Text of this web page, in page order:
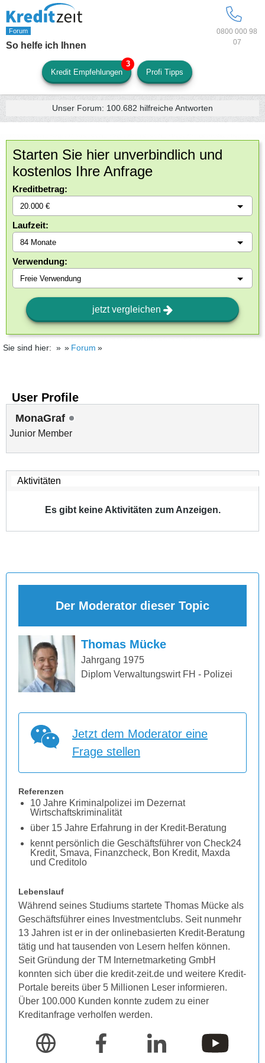
0800 000 98
07
So helfe ich Ihnen
Kredit Empfehlungen Profi Tipps
Unser Forum: 100.682 hilfreiche Antworten
Starten Sie hier unverbindlich und
kostenlos Ihre Anfrage
Kreditbetrag:
Laufzeit:
Verwendung:
jetzt vergleichen
Sie sind hier: Forum
User Profile
MonaGraf
Junior Member
Es gibt keine Aktivitäten zum Anzeigen.
Der Moderator dieser Topic
Thomas Mücke
Jahrgang 1975
Diplom Verwaltungswirt FH - Polizei
Jetzt dem Moderator eine
Frage stellen
Referenzen
10 Jahre Kriminalpolizei im Dezernat
Wirtschaftskriminalität
über 15 Jahre Erfahrung in der Kredit-Beratung
kennt persönlich die Geschäftsführer von Check24
Kredit, Smava, Finanzcheck, Bon Kredit, Maxda
und Creditolo
Lebenslauf
Während seines Studiums startete Thomas Mücke als
Geschäftsführer eines Investmentclubs. Seit nunmehr
13 Jahren ist er in der onlinebasierten Kredit-Beratung
tätig und hat tausenden von Lesern helfen können.
Seit Gründung der TM Internetmarketing GmbH
konnten sich über die kredit-zeit.de und weitere Kredit-
Portale bereits über 5 Millionen Leser informieren.
Über 100.000 Kunden konnte zudem zu einer
Kreditanfrage verholfen werden.